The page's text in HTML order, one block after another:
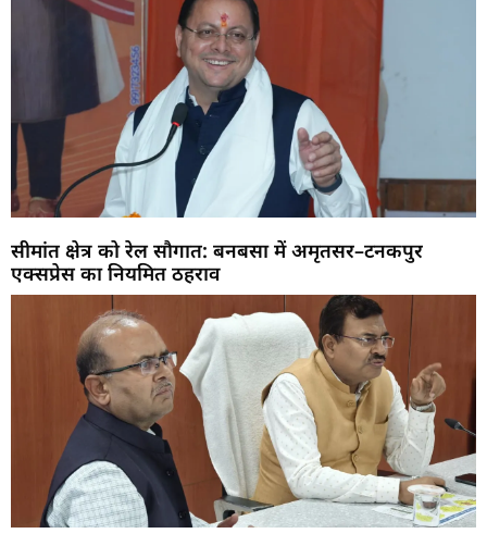
सीमांत क्षेत्र को रेल सौगात: बनबसा में अमृतसर–टनकपुर
एक्सप्रेस का नियमित ठहराव